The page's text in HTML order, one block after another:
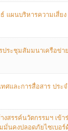
แผนบริหารความเสี่
ประชุมสัมมนาเครือข่
ศและการสื่อสาร ประ
สรรค์นวัตกรรมฯ เข้า
มั่นคงปลอดภัยไซเบอ